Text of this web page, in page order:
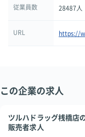
従業員数 28487人
URL https://
この企業の求人
ツルハドラッグ桟橋店
販売者求人